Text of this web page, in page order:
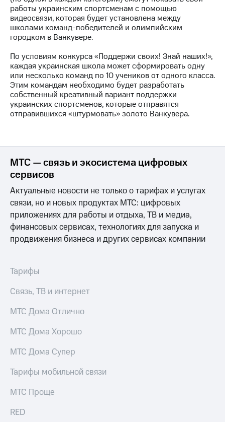
облигаций
Описание
Еврооблигации-2023
Уведомление
о
погашении
именных
облигаций
Другое
Регистратор
На главную
работы украинским спортсменам с помощью
видеосвязи, которая будет установлена между
школами команд-победителей и олимпийским
городком в Ванкувере.
По условиям конкурса «Поддержи своих! Знай наших!»,
каждая украинская школа может сформировать одну
или несколько команд по 10 учеников от одного класса.
Этим командам необходимо будет разработать
собственный креативный вариант поддержки
украинских спортсменов, которые отправятся
отправившихся «штурмовать» золото Ванкувера.
МТС — связь и экосистема цифровых
сервисов
Актуальные новости не только о тарифах и услугах
связи, но и новых продуктах МТС: цифровых
приложениях для работы и отдыха, ТВ и медиа,
финансовых сервисах, технологиях для запуска и
продвижения бизнеса и других сервисах компании
Тарифы
Связь, ТВ и интернет
МТС Дома Отлично
МТС Дома Хорошо
МТС Дома Супер
Тарифы мобильной связи
МТС Проще
RED